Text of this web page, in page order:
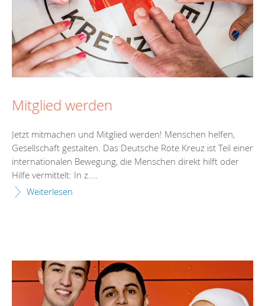
Mitglied werden
Jetzt mitmachen und Mitglied werden! Menschen helfen,
Gesellschaft gestalten. Das Deutsche Rote Kreuz ist Teil einer
internationalen Bewegung, die Menschen direkt hilft oder
Hilfe vermittelt: In z....
Weiterlesen